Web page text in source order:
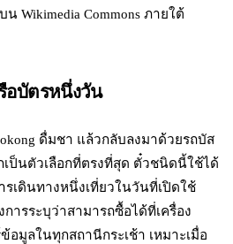
Wikimedia Commons ภายใต้
อบัตรหนึ่งวัน
ดื่มชา แล้วกลับลงมาด้วยรถบัส
เป็นตัวเลือกที่ตรงที่สุด ตั๋วชนิดนี้ใช้ได้
เดินทางหนึ่งเที่ยวในวันที่เปิดใช้
ารระบุว่าสามารถซื้อได้ที่เครื่อง
อมูลในทุกสถานีกระเช้า เหมาะเมื่อ